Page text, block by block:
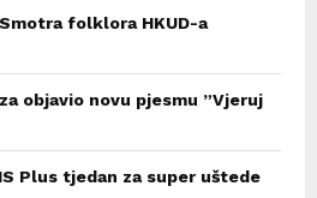
folklora HKUD-a
objavio novu pjesmu ”Vjeruj
Plus tjedan za super uštede